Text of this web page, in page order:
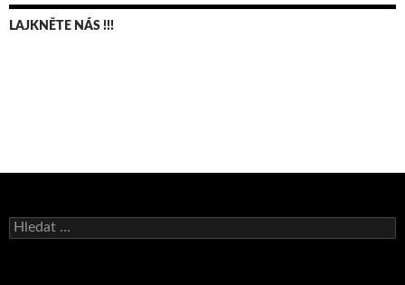
LAJKNĚTE NÁS !!!
Vyhledávání
Bruno Belan se radoval z triumfu na domácí dráze!